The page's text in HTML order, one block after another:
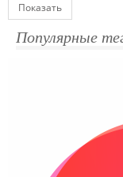
Показать
Популярные